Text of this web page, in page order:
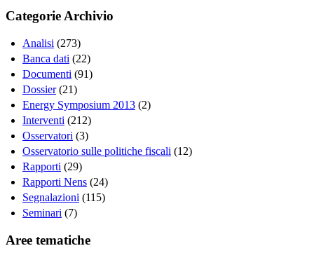
Categorie Archivio
Analisi (273)
Banca dati (22)
Documenti (91)
Dossier (21)
Energy Symposium 2013 (2)
Interventi (212)
Osservatori (3)
Osservatorio sulle politiche fiscali (12)
Rapporti (29)
Rapporti Nens (24)
Segnalazioni (115)
Seminari (7)
Aree tematiche